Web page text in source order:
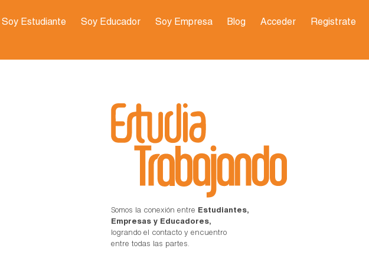
Soy Estudiante Soy Educador Soy Empresa Blog Acceder Registrate
Somos la conexión entre Estudiantes,
Empresas y Educadores,
logrando el contacto y encuentro
entre todas las partes.